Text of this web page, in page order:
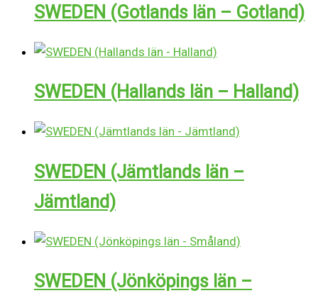
SWEDEN (Gotlands län – Gotland)
SWEDEN (Hallands län – Halland)
SWEDEN (Jämtlands län –
Jämtland)
SWEDEN (Jönköpings län –